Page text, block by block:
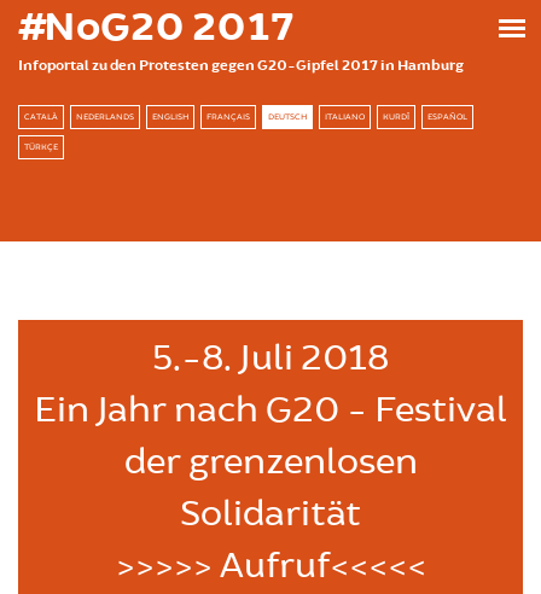
Direkt zum Inhalt
#NoG20 2017
Infoportal zu den Protesten gegen G20-Gipfel 2017 in Hamburg
CATALÀ NEDERLANDS ENGLISH FRANÇAIS DEUTSCH ITALIANO KURDÎ ESPAÑOL
TÜRKÇE
5.-8. Juli 2018
Ein Jahr nach G20 - Festival
der grenzenlosen
Solidarität
>>>>> Aufruf<<<<<